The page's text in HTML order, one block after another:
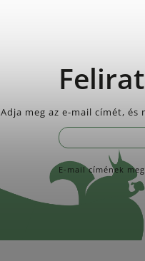
Adja meg az e-mail címét,
E-mail címének